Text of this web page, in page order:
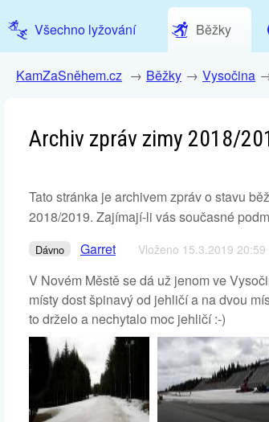
Všechno lyžování Běžky
KamZaSněhem.cz Běžky Vysočina
Archiv zpráv zimy 2018/
Tato stránka je archivem zpráv o stavu
2018/2019. Zajímají-li vás současné
Dávno Garret Vloženo 15.3.2019 20:59
V Novém Městě se dá už jenom ve
místy dost špinavý od jehličí a na dvou
to drželo a nechytalo moc jehličí :-)